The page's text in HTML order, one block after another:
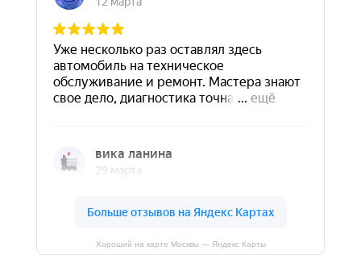
Хороший на карте Москвы — Яндекс Карты